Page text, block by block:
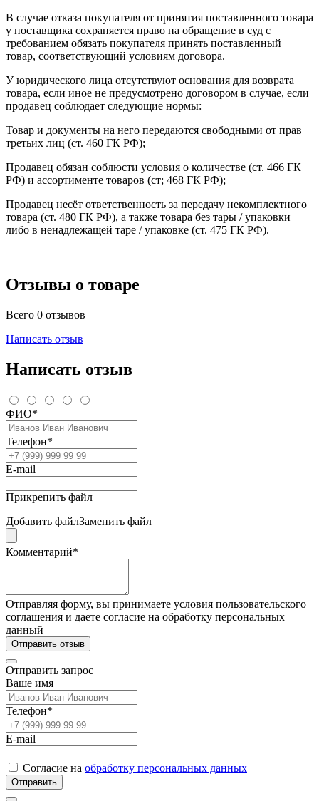
В случае отказа покупателя от принятия поставленного товара
у поставщика сохраняется право на обращение в суд с
требованием обязать покупателя принять поставленный
товар, соответствующий условиям договора.
У юридического лица отсутствуют основания для возврата
товара, если иное не предусмотрено договором в случае, если
продавец соблюдает следующие нормы:
Товар и документы на него передаются свободными от прав
третьих лиц (ст. 460 ГК РФ);
Продавец обязан соблюсти условия о количестве (ст. 466 ГК
РФ) и ассортименте товаров (ст; 468 ГК РФ);
Продавец несёт ответственность за передачу некомплектного
товара (ст. 480 ГК РФ), а также товара без тары / упаковки
либо в ненадлежащей таре / упаковке (ст. 475 ГК РФ).
Отзывы о товаре
Всего 0 отзывов
Написать отзыв
Написать отзыв
ФИО*
Телефон*
E-mail
Прикрепить файл
Добавить файлЗаменить файл
Комментарий*
Отправляя форму, вы принимаете условия пользовательского
соглашения и даете согласие на обработку персональных
данный
Отправить отзыв
Отправить запрос
Ваше имя
Телефон*
E-mail
Согласие на обработку персональных данных
Отправить